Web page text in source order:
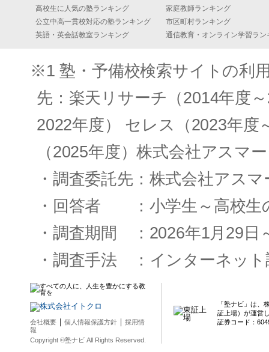
高校生に人気の塾ランキング
家庭教師ランキング
公立中高一貫校対応の塾ランキング
市区町村ランキング
英語・英会話教室ランキング
通信教育・オンライン学習ラン
※1 塾・予備校検索サイトの利
先：楽天リサーチ（2014年度
2022年度） セレス（2023年度
（2025年度）株式会社アスマ
・調査委託先：株式会社アスマ
・回答者 ：小学生～高校生
・調査期間 ：2026年1月29日
・調査手法 ：インターネット
会社概要 ｜ 個人情報保護方針 ｜ 採用情
報
Copyright ©塾ナビ All Rights Reserved.
「塾ナビ」は、
証上場）が運営
証券コード：